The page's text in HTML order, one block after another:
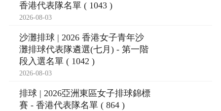
香港代表隊名單 ( 1043 )
2026-08-03
沙灘排球 | 2026 香港女子青年沙
灘排球代表隊遴選(七月) - 第一階
段入選名單 ( 1042 )
2026-08-03
排球 | 2026亞洲東區女子排球錦標
賽 - 香港代表隊名單 ( 864 )